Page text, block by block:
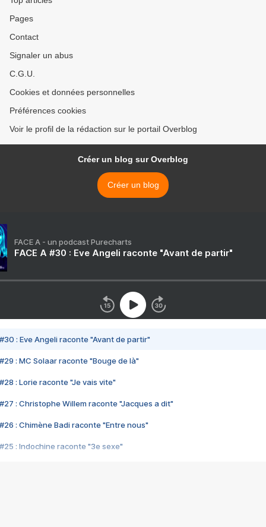
Pages
Contact
Signaler un abus
C.G.U.
Cookies et données personnelles
Préférences cookies
Voir le profil de la rédaction sur le portail Overblog
Créer un blog sur Overblog
Créer un blog
FACE A - un podcast Purecharts
FACE A #30 : Eve Angeli raconte "Avant de partir"
#30 : Eve Angeli raconte "Avant de partir"
#29 : MC Solaar raconte "Bouge de là"
#28 : Lorie raconte "Je vais vite"
#27 : Christophe Willem raconte "Jacques a dit"
#26 : Chimène Badi raconte "Entre nous"
#25 : Indochine raconte "3e sexe"